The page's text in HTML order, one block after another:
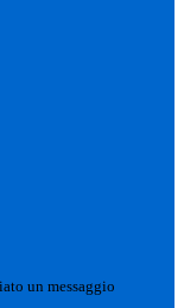
un messaggio